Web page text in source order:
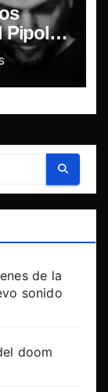
Pipol
de la
sonido
doom